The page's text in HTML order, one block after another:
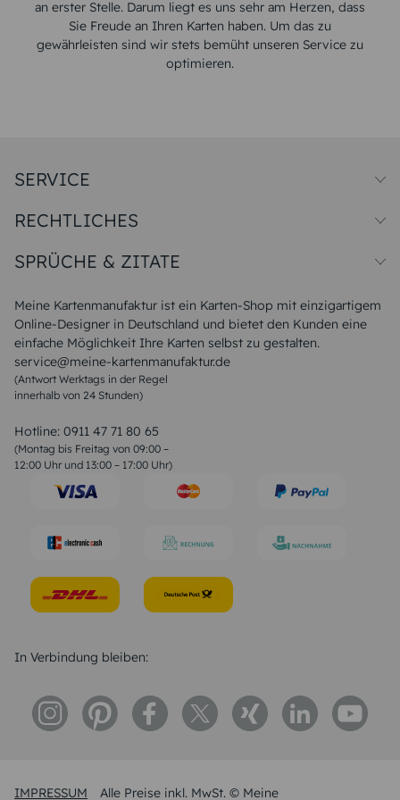
an erster Stelle. Darum liegt es uns sehr am Herzen, dass
Sie Freude an Ihren Karten haben. Um das zu
gewährleisten sind wir stets bemüht unseren Service zu
optimieren.
Meine Kartenmanufaktur ist ein Karten-Shop mit einzigartigem
Online-Designer in Deutschland und bietet den Kunden eine
einfache Möglichkeit Ihre Karten selbst zu gestalten.
service@meine-kartenmanufaktur.de
(Antwort Werktags in der Regel
innerhalb von 24 Stunden)
Hotline: 0911 47 71 80 65
(Montag bis Freitag von 09:00 –
12:00 Uhr und 13:00 – 17:00 Uhr)
SERVICE
Papiersorten
Unsere Produktion
Magazin
FAQ
RECHTLICHES
Widerrufsbelehrung
SPRÜCHE & ZITATE
Liebeskummer Sprüche
Sommer Sprüche
Muttertagssprüche
Sprüche zur Hochzeit
Sprüche zur Konfirmation & Kommunion
Weihnachtsgedichte
Liebessprüche
Geburtstagssprüche
Trauersprüche
Konfirmation Glückwünsche
IMPRESSUM Alle Preise inkl. MwSt. © Meine
In Verbindung bleiben: